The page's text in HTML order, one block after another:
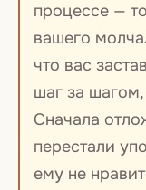
процессе —
вашего
что вас
шаг за
Сначала
перестали
ему не